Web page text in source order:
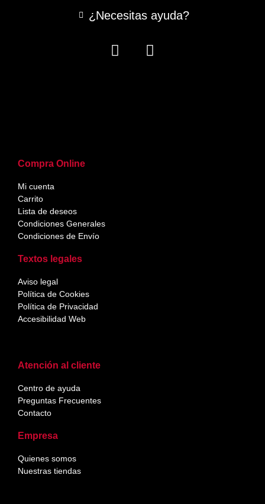
Atención al cliente
Centro de ayuda
Preguntas Frecuentes
Contacto
Empresa
Quienes somos
Nuestras tiendas
Compra Online
Mi cuenta
Carrito
Lista de deseos
Condiciones Generales
Condiciones de Envío
Textos legales
Aviso legal
Política de Cookies
Política de Privacidad
Accesibilidad Web
¿Necesitas ayuda?